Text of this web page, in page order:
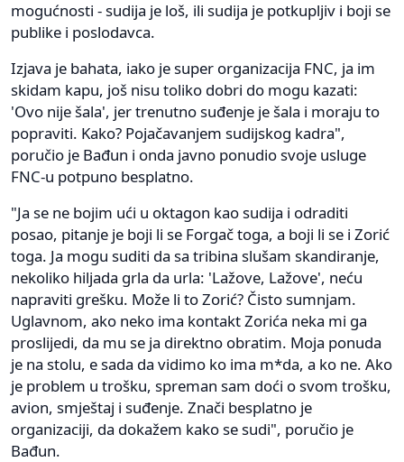
mogućnosti - sudija je loš, ili sudija je potkupljiv i boji se
publike i poslodavca.
Izjava je bahata, iako je super organizacija FNC, ja im
skidam kapu, još nisu toliko dobri do mogu kazati:
'Ovo nije šala', jer trenutno suđenje je šala i moraju to
popraviti. Kako? Pojačavanjem sudijskog kadra",
poručio je Bađun i onda javno ponudio svoje usluge
FNC-u potpuno besplatno.
"Ja se ne bojim ući u oktagon kao sudija i odraditi
posao, pitanje je boji li se Forgač toga, a boji li se i Zorić
toga. Ja mogu suditi da sa tribina slušam skandiranje,
nekoliko hiljada grla da urla: 'Lažove, Lažove', neću
napraviti grešku. Može li to Zorić? Čisto sumnjam.
Uglavnom, ako neko ima kontakt Zorića neka mi ga
proslijedi, da mu se ja direktno obratim. Moja ponuda
je na stolu, e sada da vidimo ko ima m*da, a ko ne. Ako
je problem u trošku, spreman sam doći o svom trošku,
avion, smještaj i suđenje. Znači besplatno je
organizaciji, da dokažem kako se sudi", poručio je
Bađun.